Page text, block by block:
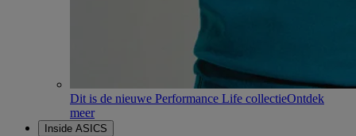
Dit is de nieuwe Performance Life collectieOntdek
meer
Inside ASICS